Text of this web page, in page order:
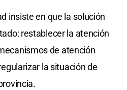
insiste en que la solución
restablecer la atención
de atención
la situación de